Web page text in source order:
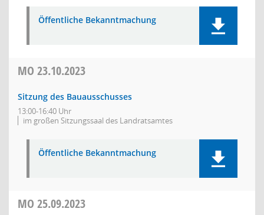
Öffentliche Bekanntmachung
MO 23.10.2023
Sitzung des Bauausschusses
13:00-16:40 Uhr
im großen Sitzungssaal des Landratsamtes
Öffentliche Bekanntmachung
MO 25.09.2023